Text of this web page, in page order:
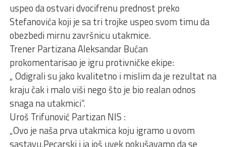
uspeo da ostvari dvocifrenu prednost preko
Stefanovića koji je sa tri trojke uspeo svom timu da
obezbedi mirnu završnicu utakmice.
Trener Partizana Aleksandar Bućan
prokomentarisao je igru protivničke ekipe:
„ Odigrali su jako kvalitetno i mislim da je rezultat na
kraju čak i malo viši nego što je bio realan odnos
snaga na utakmici“.
Uroš Trifunović Partizan NIS :
„Ovo je naša prva utakmica koju igramo u ovom
sastavu.Pecarski i ja još uvek pokušavamo da se